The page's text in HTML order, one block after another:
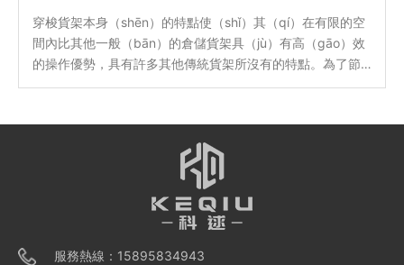
穿梭貨架本身（shēn）的特點使（shǐ）其（qí）在有限的空
間內比其他一般（bān）的倉儲貨架具（jù）有高（gāo）效
的操作優勢，具有許多其他傳統貨架所沒有的特點。為了節
約土地成本，中小企業往往需（xū）要在有限的空（kōng）
在存儲設備上尋求轉機。然後（hòu）有人會說，與其他貨架
形式相比，穿梭貨架係統的成本相對較（jiào）低，但與增加
土地和增加設（shè）備相比，這種成本優勢是顯而易見的。
服務熱線：15895834943